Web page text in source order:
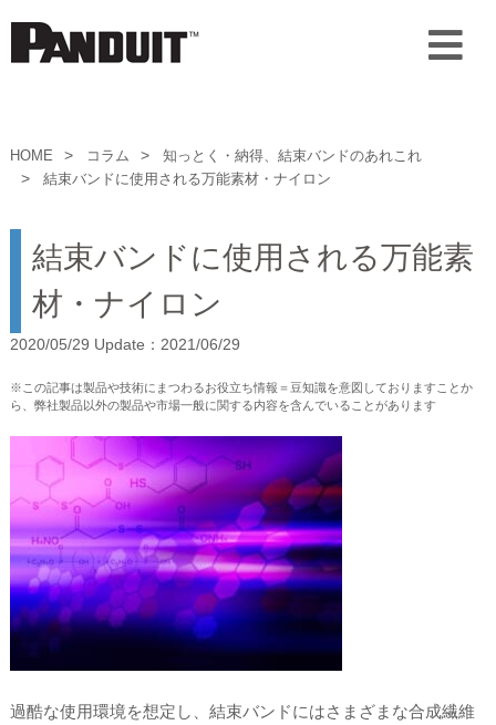
HOME コラム
知っとく・納得、結束バンドのあれこれ
結束バンドに使用される万能素材・ナイロン
結束バンドに使用される万能素
材・ナイロン
2020/05/29 Update：2021/06/29
※この記事は製品や技術にまつわるお役立ち情報＝豆知識を意図しておりますことか
ら、弊社製品以外の製品や市場一般に関する内容を含んでいることがあります
過酷な使用環境を想定し、結束バンドにはさまざまな合成繊維